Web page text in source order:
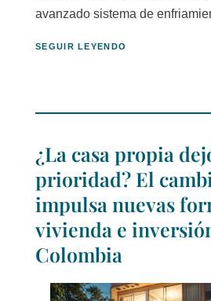
avanzado sistema de
SEGUIR LEYENDO
¿La casa propia
prioridad? El
impulsa nuevas
vivienda e
Colombia